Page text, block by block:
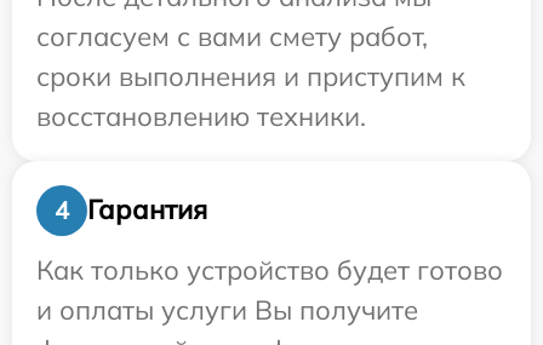
согласуем с вами смету работ,
сроки выполнения и приступим к
восстановлению техники.
4
Гарантия
Как только устройство будет готово
и оплаты услуги Вы получите